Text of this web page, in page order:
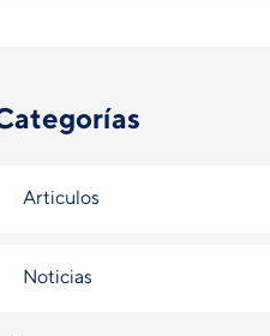
Articulos
Noticias